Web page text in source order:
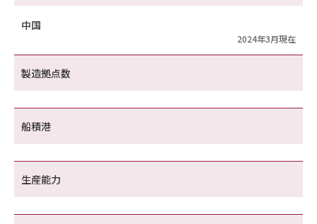
中国
2024年3月現在
製造拠点数
船積港
生産能力